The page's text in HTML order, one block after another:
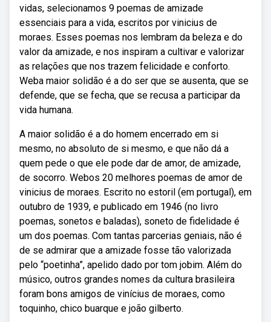
vidas, selecionamos 9 poemas de amizade
essenciais para a vida, escritos por vinicius de
moraes. Esses poemas nos lembram da beleza e do
valor da amizade, e nos inspiram a cultivar e valorizar
as relações que nos trazem felicidade e conforto.
Weba maior solidão é a do ser que se ausenta, que se
defende, que se fecha, que se recusa a participar da
vida humana.
A maior solidão é a do homem encerrado em si
mesmo, no absoluto de si mesmo, e que não dá a
quem pede o que ele pode dar de amor, de amizade,
de socorro. Webos 20 melhores poemas de amor de
vinicius de moraes. Escrito no estoril (em portugal), em
outubro de 1939, e publicado em 1946 (no livro
poemas, sonetos e baladas), soneto de fidelidade é
um dos poemas. Com tantas parcerias geniais, não é
de se admirar que a amizade fosse tão valorizada
pelo “poetinha”, apelido dado por tom jobim. Além do
músico, outros grandes nomes da cultura brasileira
foram bons amigos de vinícius de moraes, como
toquinho, chico buarque e joão gilberto.